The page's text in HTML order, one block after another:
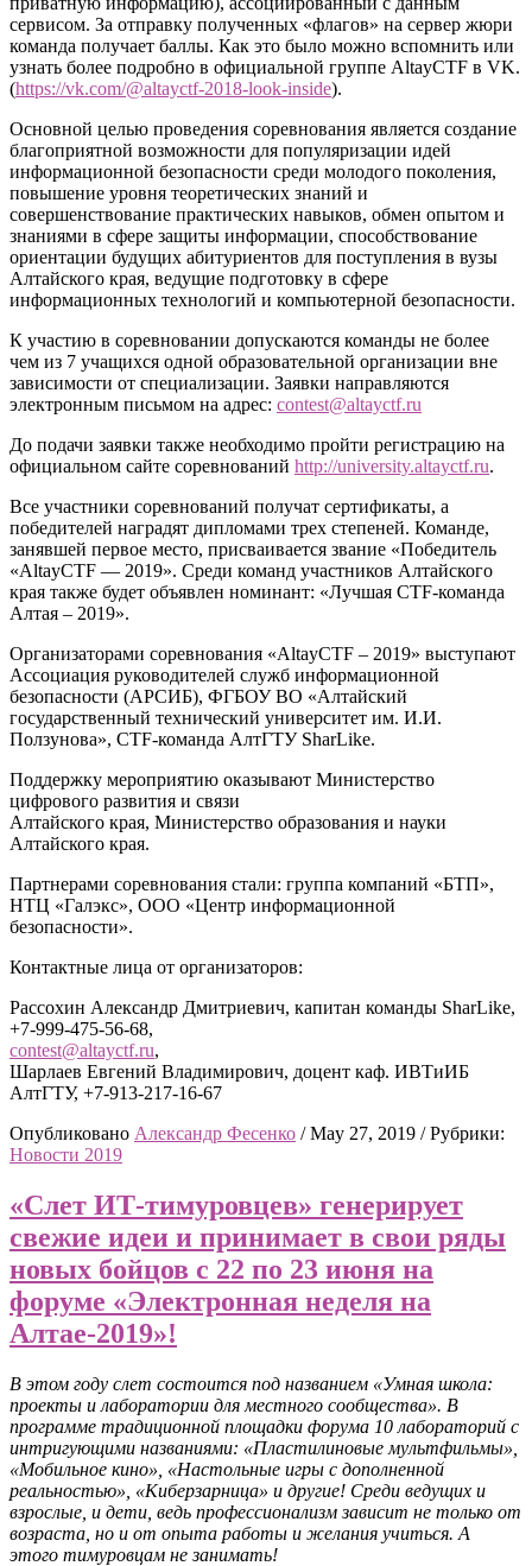
сервисом. За отправку полученных «флагов» на сервер жюри
команда получает баллы. Как это было можно вспомнить или
узнать более подробно в официальной группе AltayCTF в VK.
(https://vk.com/@altayctf-2018-look-inside).
Основной целью проведения соревнования является создание
благоприятной возможности для популяризации идей
информационной безопасности среди молодого поколения,
повышение уровня теоретических знаний и
совершенствование практических навыков, обмен опытом и
знаниями в сфере защиты информации, способствование
ориентации будущих абитуриентов для поступления в вузы
Алтайского края, ведущие подготовку в сфере
информационных технологий и компьютерной безопасности.
К участию в соревновании допускаются команды не более
чем из 7 учащихся одной образовательной организации вне
зависимости от специализации. Заявки направляются
электронным письмом на адрес: contest@altayctf.ru
До подачи заявки также необходимо пройти регистрацию на
официальном сайте соревнований http://university.altayctf.ru.
Все участники соревнований получат сертификаты, а
победителей наградят дипломами трех степеней. Команде,
занявшей первое место, присваивается звание «Победитель
«AltayCTF — 2019». Среди команд участников Алтайского
края также будет объявлен номинант: «Лучшая CTF-команда
Алтая – 2019».
Организаторами соревнования «AltayCTF – 2019» выступают
Ассоциация руководителей служб информационной
безопасности (АРСИБ), ФГБОУ ВО «Алтайский
государственный технический университет им. И.И.
Ползунова», CTF-команда АлтГТУ SharLike.
Поддержку мероприятию оказывают Министерство
цифрового развития и связи
Алтайского края, Министерство образования и науки
Алтайского края.
Партнерами соревнования стали: группа компаний «БТП»,
НТЦ «Галэкс», ООО «Центр информационной
безопасности».
Контактные лица от организаторов:
Рассохин Александр Дмитриевич, капитан команды SharLike,
+7-999-475-56-68,
contest@altayctf.ru,
Шарлаев Евгений Владимирович, доцент каф. ИВТиИБ
АлтГТУ, +7-913-217-16-67
Опубликовано Александр Фесенко / May 27, 2019 / Рубрики:
Новости 2019
«Слет ИТ-тимуровцев» генерирует
свежие идеи и принимает в свои ряды
новых бойцов с 22 по 23 июня на
форуме «Электронная неделя на
Алтае-2019»!
В этом году слет состоится под названием «Умная школа:
проекты и лаборатории для местного сообщества». В
программе традиционной площадки форума 10 лабораторий с
интригующими названиями: «Пластилиновые мультфильмы»,
«Мобильное кино», «Настольные игры с дополненной
реальностью», «Киберзарница» и другие! Среди ведущих и
взрослые, и дети, ведь профессионализм зависит не только от
возраста, но и от опыта работы и желания учиться. А
этого тимуровцам не занимать!